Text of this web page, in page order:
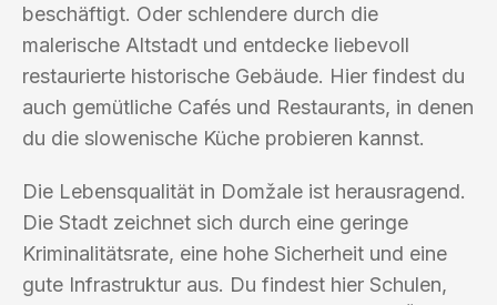
beschäftigt. Oder schlendere durch die
malerische Altstadt und entdecke liebevoll
restaurierte historische Gebäude. Hier findest du
auch gemütliche Cafés und Restaurants, in denen
du die slowenische Küche probieren kannst.
Die Lebensqualität in Domžale ist herausragend.
Die Stadt zeichnet sich durch eine geringe
Kriminalitätsrate, eine hohe Sicherheit und eine
gute Infrastruktur aus. Du findest hier Schulen,